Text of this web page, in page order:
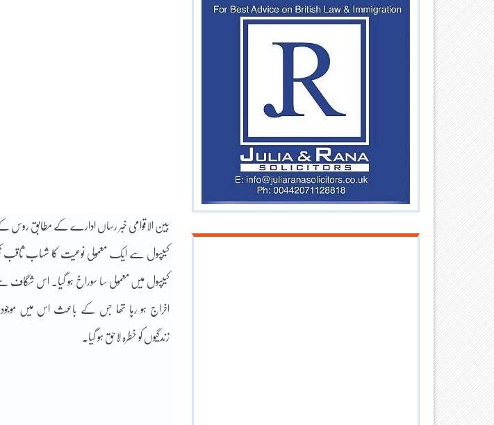
بین الاقوامی خبر رساں ادارے کے مطابق روس کے
کیپسول سے ایک معمولی نوعیت کا شہاب ثاقب
کیپسول میں معمولی سا سوراخ ہو گیا۔ اس شگاف
زندگیوں کو خطرہ لاحق ہو گیا۔